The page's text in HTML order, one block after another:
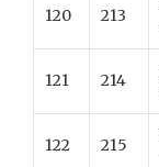
120 213
121 214
122 215